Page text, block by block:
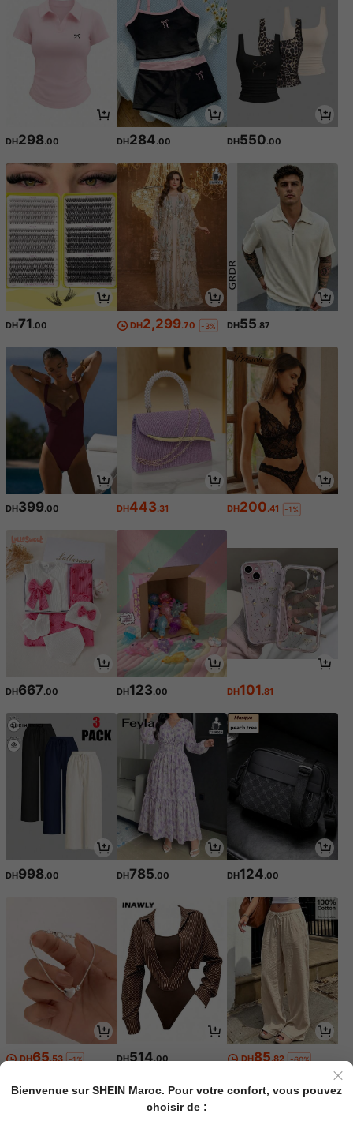
DH298.00 DH284.00 DH550.00
DH71.00 DH2,299.70 -3% DH55.87
DH399.00 DH443.31 DH200.41 -1%
DH667.00 DH123.00 DH101.81
DH998.00 DH785.00 DH124.00
DH65.53 -1% DH514.00 DH85.82 -60%
Bienvenue sur SHEIN Maroc. Pour votre confort, vous pouvez
choisir de :